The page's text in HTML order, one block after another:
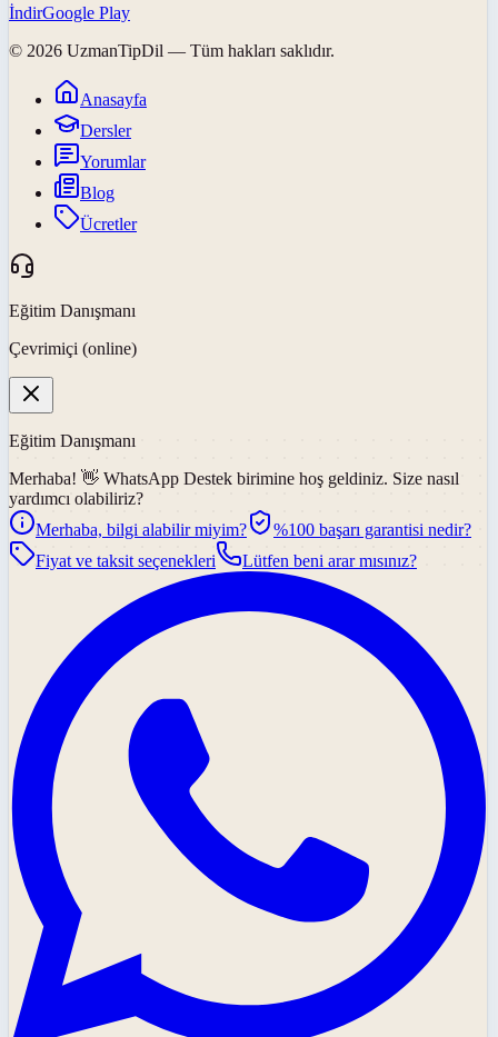
İndirGoogle Play
© 2026 UzmanTipDil — Tüm hakları saklıdır.
Anasayfa
Dersler
Yorumlar
Blog
Ücretler
Eğitim Danışmanı
Çevrimiçi (online)
Eğitim Danışmanı
Merhaba! 👋 WhatsApp Destek birimine hoş geldiniz. Size nasıl
yardımcı olabiliriz?
Merhaba, bilgi alabilir miyim?
%100 başarı garantisi nedir?
Fiyat ve taksit seçenekleri
Lütfen beni arar mısınız?